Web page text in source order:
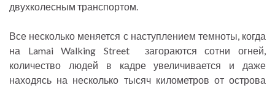
двухколесным транспортом.
Все несколько меняется с наступлением темноты, когда
на Lamai Walking Street загораются сотни огней,
количество людей в кадре увеличивается и даже
находясь на несколько тысяч километров от острова